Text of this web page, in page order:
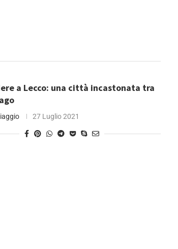
a Lecco: una città incastonata tra
27 Luglio 2021